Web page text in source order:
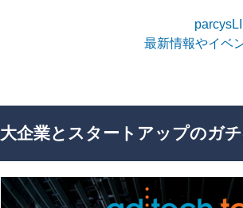
最新情報やイベ
大企業とスタートアップのガ